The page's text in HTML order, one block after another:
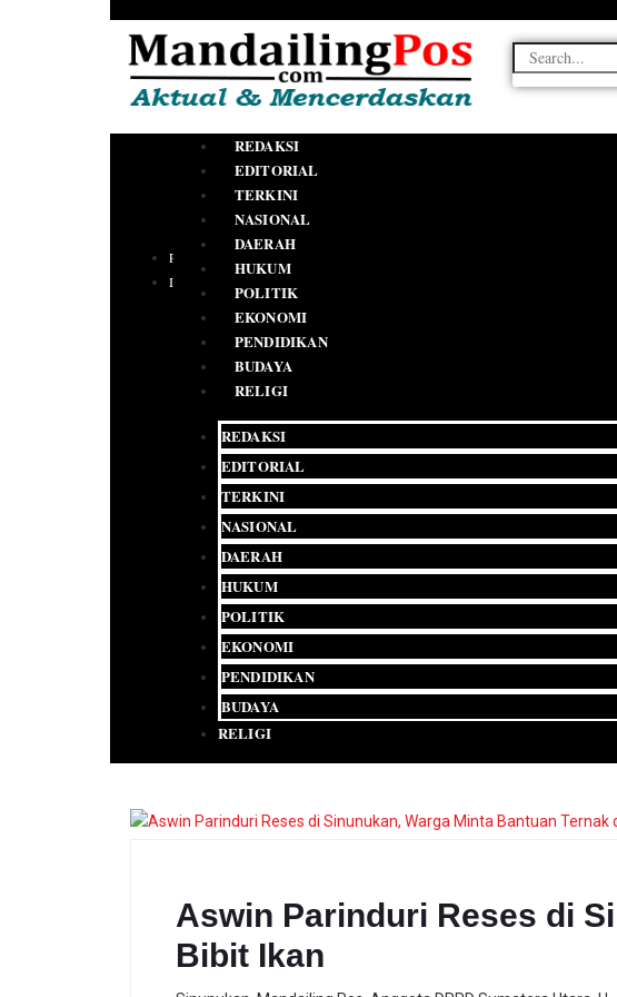
PEDOMAN MEDIA SIBER
IKLAN
REDAKSI
EDITORIAL
TERKINI
NASIONAL
DAERAH
HUKUM
POLITIK
EKONOMI
PENDIDIKAN
BUDAYA
RELIGI
REDAKSI
EDITORIAL
TERKINI
NASIONAL
DAERAH
HUKUM
POLITIK
EKONOMI
PENDIDIKAN
BUDAYA
RELIGI
Aswin Parinduri Reses di
Bibit Ikan